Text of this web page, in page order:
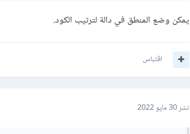
يمكن وضع المنطق في دالة لترتيب الكود.
اقتباس
نشر30 مايو 2022